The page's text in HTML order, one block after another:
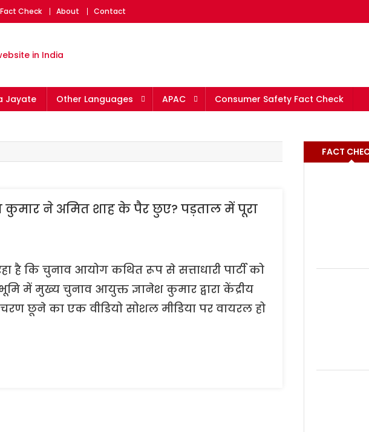
Check About Contact
Jayate Other Languages APAC Consumer Safety Fact Check
ने अमित शाह के पैर छुए? पड़ताल में पूरा
है कि चुनाव आयोग कथित रूप से सत्ताधारी पार्टी को
में मुख्य चुनाव आयुक्त ज्ञानेश कुमार द्वारा केंद्रीय
छूने का एक वीडियो सोशल मीडिया पर वायरल हो
FACT